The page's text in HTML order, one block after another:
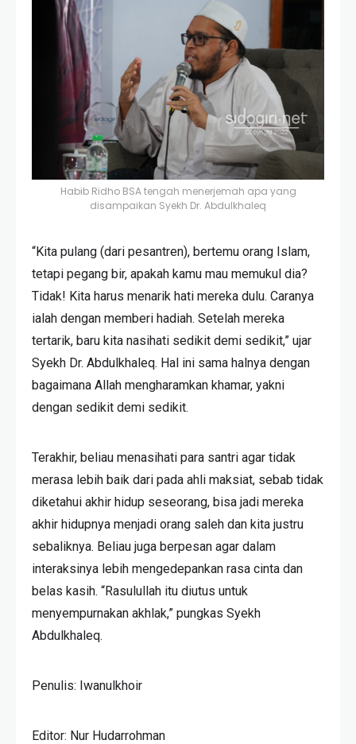
Habib Ridho BSA tengah menerjemah apa yang
disampaikan Syekh Dr. Abdulkhaleq
“Kita pulang (dari pesantren), bertemu orang Islam,
tetapi pegang bir, apakah kamu mau memukul dia?
Tidak! Kita harus menarik hati mereka dulu. Caranya
ialah dengan memberi hadiah. Setelah mereka
tertarik, baru kita nasihati sedikit demi sedikit,” ujar
Syekh Dr. Abdulkhaleq. Hal ini sama halnya dengan
bagaimana Allah mengharamkan khamar, yakni
dengan sedikit demi sedikit.
Terakhir, beliau menasihati para santri agar tidak
merasa lebih baik dari pada ahli maksiat, sebab tidak
diketahui akhir hidup seseorang, bisa jadi mereka
akhir hidupnya menjadi orang saleh dan kita justru
sebaliknya. Beliau juga berpesan agar dalam
interaksinya lebih mengedepankan rasa cinta dan
belas kasih. “Rasulullah itu diutus untuk
menyempurnakan akhlak,” pungkas Syekh
Abdulkhaleq.
Penulis: Iwanulkhoir
Editor: Nur Hudarrohman